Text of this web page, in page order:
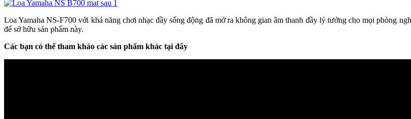
Loa Yamaha NS-F700 với khả năng chơi nhạc đầy sống động đã mở ra không gian âm thanh đầy lý tưởng cho mọi phòng
để sở hữu sản phẩm này.
Các bạn có thể tham khảo các sản phẩm khác tại đây